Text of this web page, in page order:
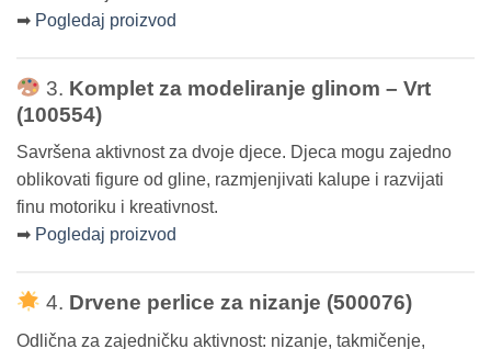
➡ Pogledaj proizvod
3. Komplet za modeliranje glinom – Vrt
(100554)
Savršena aktivnost za dvoje djece. Djeca mogu zajedno
oblikovati figure od gline, razmjenjivati kalupe i razvijati
finu motoriku i kreativnost.
➡ Pogledaj proizvod
4. Drvene perlice za nizanje (500076)
Odlična za zajedničku aktivnost: nizanje, takmičenje,